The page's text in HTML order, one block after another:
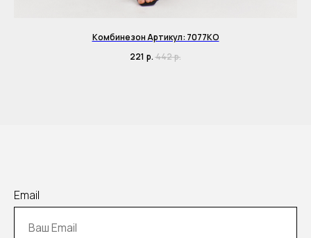
Комбинезон Артикул: 7077KO
221 р. 442р.
Email